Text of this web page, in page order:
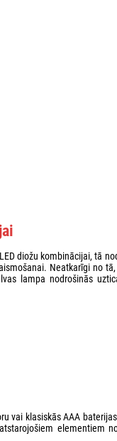
diožu kombinācijai, tā
Neatkarīgi no
lampa nodrošinās
vai klasiskās AAA
elementiem